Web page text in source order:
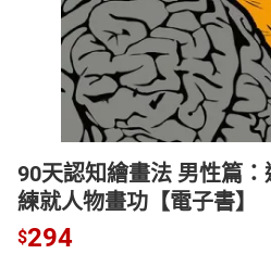
90天認知繪畫法 男性篇
練就人物畫功【電子書】
$294